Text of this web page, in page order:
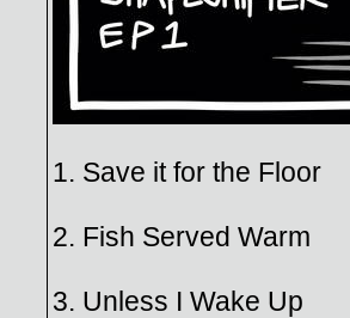
1. Save it for the Floor
2. Fish Served Warm
3. Unless I Wake Up